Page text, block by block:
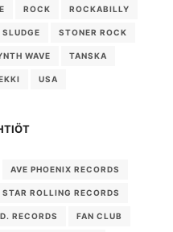
ROCK ROCKABILLY
SLUDGE STONER ROCK
WAVE TANSKA
USA
AVE PHOENIX RECORDS
STAR ROLLING RECORDS
RECORDS FAN CLUB